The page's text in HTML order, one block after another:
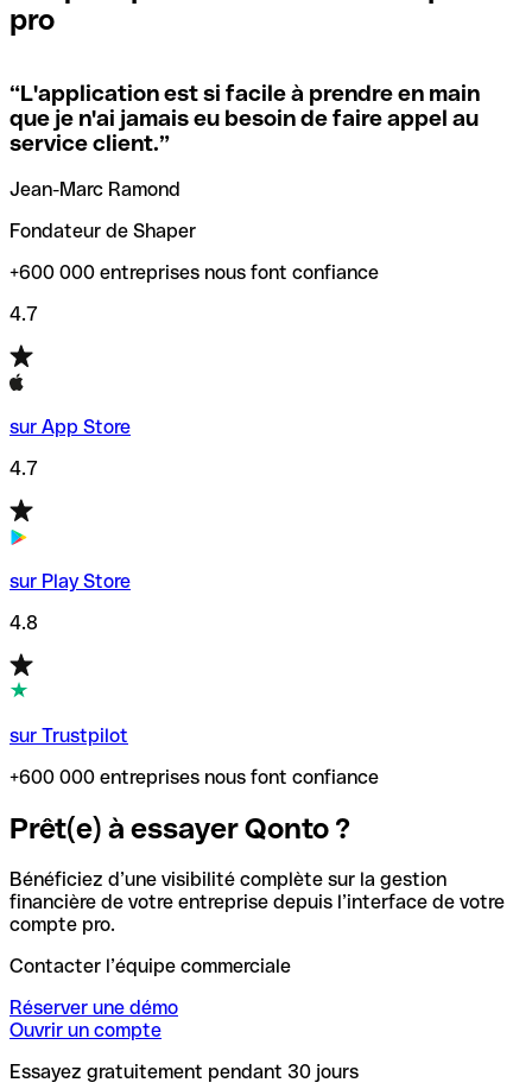
locales.
Si vous n'êtes pas sûr du code SWIFT que vous devriez
utiliser, nous avons développé un outil de recherche de
codes SWIFT par nom de banque.
vérification/recherche de codes SWIFT. Ainsi, vous pouvez
trouver et vérifier vos codes SWIFT avant de réaliser vos
transferts d’argent.
pro
“L'application est si facile à prendre en main
que je n'ai jamais eu besoin de faire appel au
service client.”
Jean-Marc Ramond
Fondateur de Shaper
+600 000 entreprises nous font confiance
4.7
sur App Store
4.7
sur Play Store
4.8
sur Trustpilot
+600 000 entreprises nous font confiance
Prêt(e) à essayer Qonto ?
Bénéficiez d’une visibilité complète sur la gestion
financière de votre entreprise depuis l’interface de votre
compte pro.
Contacter l’équipe commerciale
Réserver une démo
Ouvrir un compte
Essayez gratuitement pendant 30 jours